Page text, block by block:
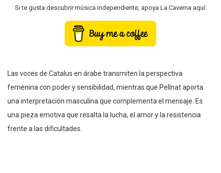
Si te gusta descubrir música independiente, apoya La Caverna aquí:
Las voces de Catalus en árabe transmiten la perspectiva
femenina con poder y sensibilidad, mientras que Pellnat aporta
una interpretación masculina que complementa el mensaje. Es
una pieza emotiva que resalta la lucha, el amor y la resistencia
frente a las dificultades.